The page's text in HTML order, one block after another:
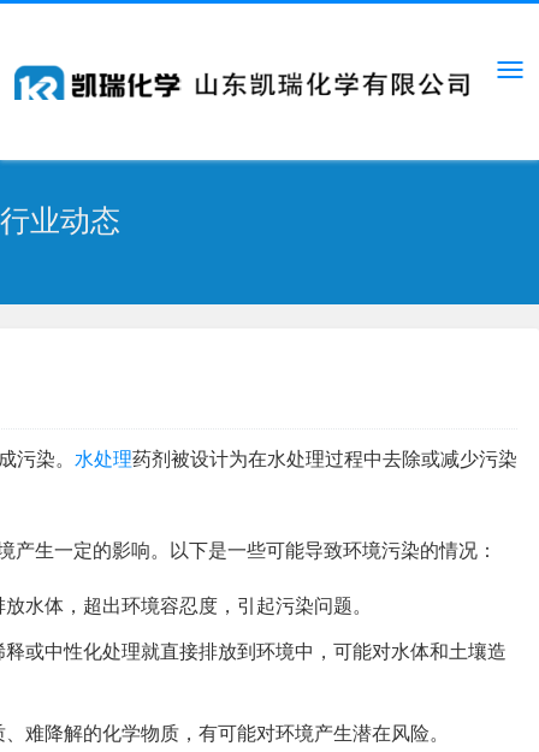
行业动态
污染。 水处理药剂被设计为在水处理过程中去除或减少污染
生一定的影响。以下是一些可能导致环境污染的情况：
水体，超出环境容忍度，引起污染问题。
或中性化处理就直接排放到环境中，可能对水体和土壤造
难降解的化学物质，有可能对环境产生潜在风险。